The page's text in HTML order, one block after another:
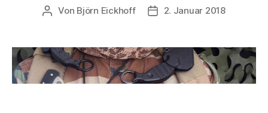
Beitragsautor
Von Björn Eickhoff Veröffentlichungsdatum
2. Januar 2018